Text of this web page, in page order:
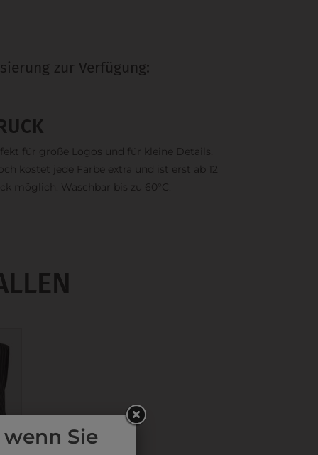
zur Verfügung:
für große Logos und für kleine Details,
kostet jede Farbe extra und ist erst ab 12
möglich. Waschbar bis zu 60°C.
Sie